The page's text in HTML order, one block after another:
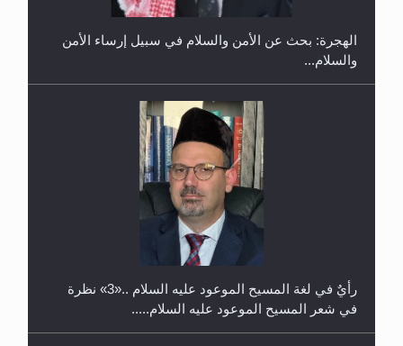
حفل توزيع الشهادات في الجامعة الأحمدية بنيجيريا لعام
الهجرة: بحث عن الأمن والسلام في سبيل إرساء الأمن
والسلام...
رأيٌ في لغة المسيح الموعود عليه السلام ..«3» نظرة
في شعر المسيح الموعود عليه السلام.....